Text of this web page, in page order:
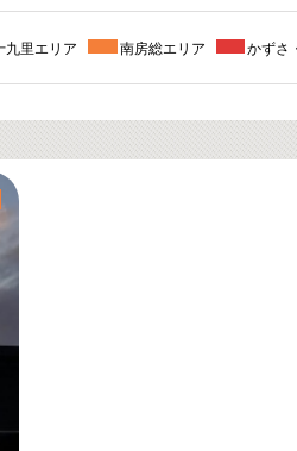
九里エリア 南房総エリア かずさ